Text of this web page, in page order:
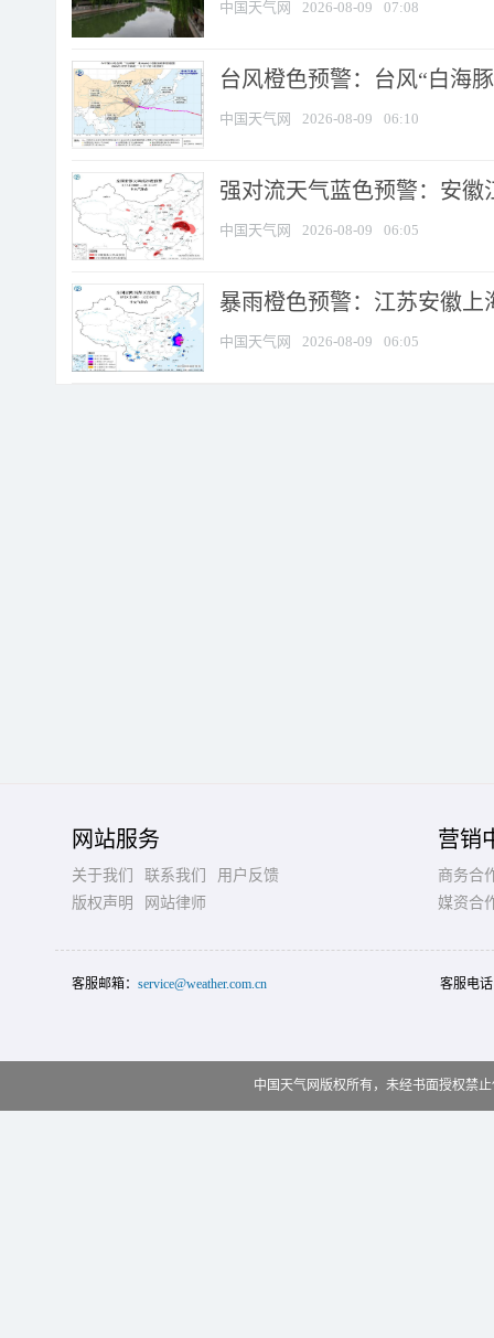
中国天气网 2026-08-09 07:08
台风橙色预警：台风“白海
中国天气网 2026-08-09 06:10
强对流天气蓝色预警：安徽
中国天气网 2026-08-09 06:05
暴雨橙色预警：江苏安徽上
中国天气网 2026-08-09 06:05
网站服务
关于我们 联系我们
用户反馈
版权声明
网站律师
营销
商务合
媒资合
客服邮箱： service@weather.com.cn 客服电
中国天气网版权所有，未经书面授权